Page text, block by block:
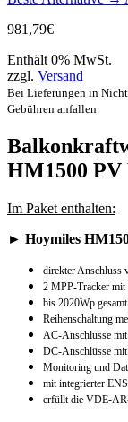
981,79€
Enthält 0% MwSt.
zzgl. Versand
Bei Lieferungen in
Gebühren anfallen.
HM1500
Im Paket enthalten:
► Hoymiles
direkter Anschluss
2 MPP-Tracker mit
bis 2020Wp
Reihenschaltung
AC-Anschlüsse
DC-Anschlüsse
Monitoring und
mit integrierter
erfüllt die VDE-